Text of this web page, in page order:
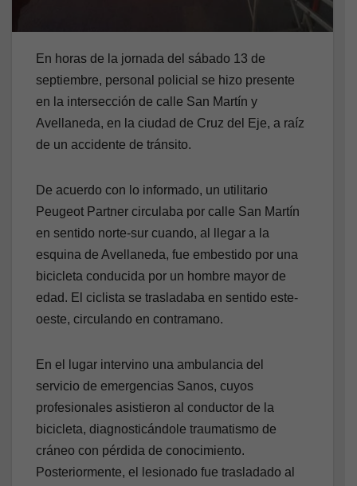
En horas de la jornada del sábado 13 de
septiembre, personal policial se hizo presente
en la intersección de calle San Martín y
Avellaneda, en la ciudad de Cruz del Eje, a raíz
de un accidente de tránsito.
De acuerdo con lo informado, un utilitario
Peugeot Partner circulaba por calle San Martín
en sentido norte-sur cuando, al llegar a la
esquina de Avellaneda, fue embestido por una
bicicleta conducida por un hombre mayor de
edad. El ciclista se trasladaba en sentido este-
oeste, circulando en contramano.
En el lugar intervino una ambulancia del
servicio de emergencias Sanos, cuyos
profesionales asistieron al conductor de la
bicicleta, diagnosticándole traumatismo de
cráneo con pérdida de conocimiento.
Posteriormente, el lesionado fue trasladado al